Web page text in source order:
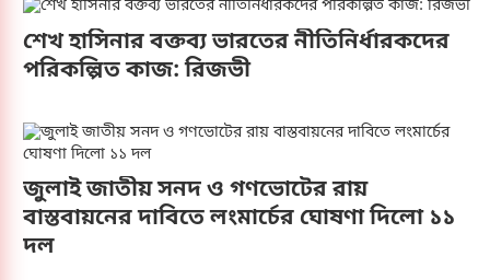
সঙ্গে বিবেচনা করা প্রয়োজন।বাগেরহাট সার্কিট হাউজ
মিলনায়তনে জেলা জামায়াতের আমির মাওলানা রেজাউল
করীমের সভাপতিত্বে অনুষ্ঠিত মতবিনিময় সভায় জামায়াতে
নেতাকর্মীরা ও বাগেরহাট থেকে নির্বাচিত তিন এমপি
উপস্থিত ছিলেন।
শেখ হাসিনার বক্তব্য ভারতের নীতিনির্ধারকদের
পরিকল্পিত কাজ: রিজভী
জুলাই জাতীয় সনদ ও গণভোটের রায়
বাস্তবায়নের দাবিতে লংমার্চের ঘোষণা দিলো ১১
দল